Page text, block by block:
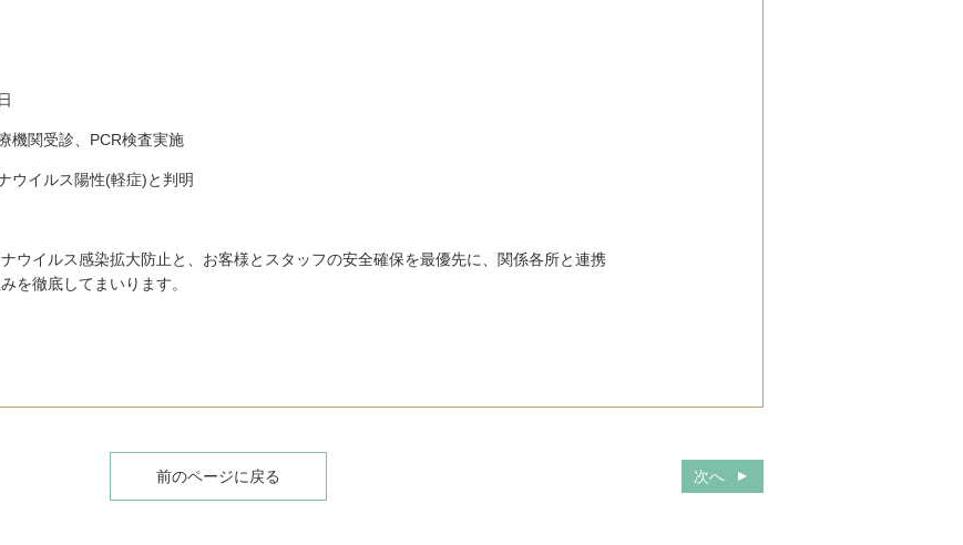
機関受診、 PCR検査実施
ウイルス陽性(軽症)と判明
ウイルス感染拡大防止と、お客様とスタッフの安全確保を最優先に、関係各所と連携
を徹底してまいります。
前のページに戻る 次へ